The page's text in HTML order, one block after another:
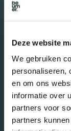
Deze website
We gebruiken
personaliseren,
en om ons
informatie over
partners voor
partners